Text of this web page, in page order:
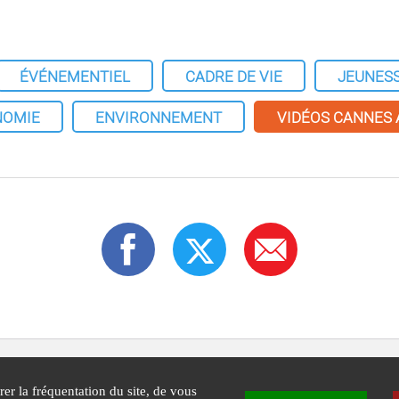
ÉVÉNEMENTIEL CADRE DE VIE
ENVIRONNEMENT VIDÉOS CANNES
la fréquentation du site, de vous